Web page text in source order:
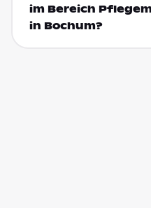
im Bereich
in Bochum?